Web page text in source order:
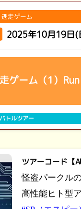
逃走ゲーム
2025年10月19日(
ゲーム（1）
バトルツアー
ツアーコード【
怪盗パークル
高性能ヒト型